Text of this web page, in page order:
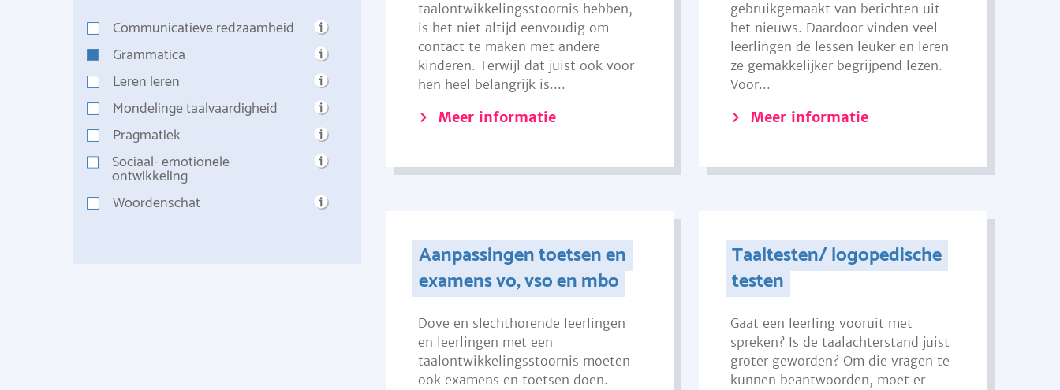
Communicatieve redzaamheid
Grammatica
Leren leren
Mondelinge taalvaardigheid
Pragmatiek
Sociaal- emotionele
ontwikkeling
Woordenschat
taalontwikkelingsstoornis hebben,
is het niet altijd eenvoudig om
contact te maken met andere
kinderen. Terwijl dat juist ook voor
hen heel belangrijk is....
Meer informatie
gebruikgemaakt van berichten uit
het nieuws. Daardoor vinden veel
leerlingen de lessen leuker en leren
ze gemakkelijker begrijpend lezen.
Voor...
Meer informatie
Aanpassingen toetsen en
examens vo, vso en mbo
Dove en slechthorende leerlingen
en leerlingen met een
taalontwikkelingsstoornis moeten
ook examens en toetsen doen.
Taaltesten/ logopedische
testen
Gaat een leerling vooruit met
spreken? Is de taalachterstand juist
groter geworden? Om die vragen te
kunnen beantwoorden, moet er